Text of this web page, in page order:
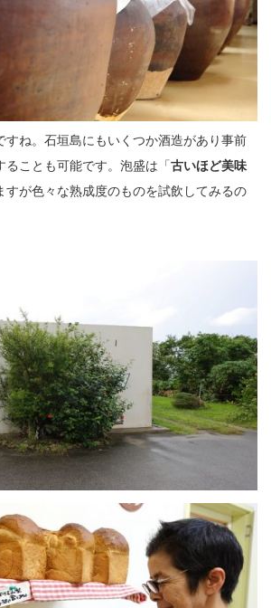
すね。石垣島にもいくつか酒造があり事前
ることも可能です。泡盛は「古いほど美味
すが色々な熟成度のものを試飲してみるの